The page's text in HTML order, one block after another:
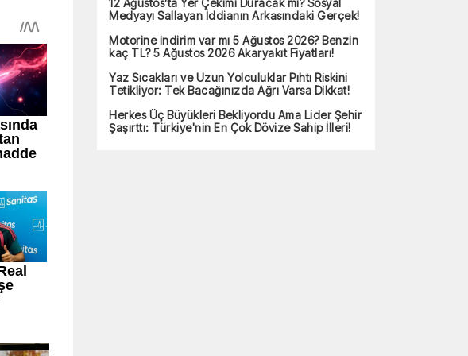
12 Ağustos’ta Yer Çekimi Duracak mı? Sosyal
Medyayı Sallayan İddianın Arkasındaki Gerçek!
Motorine indirim var mı 5 Ağustos 2026? Benzin
kaç TL? 5 Ağustos 2026 Akaryakıt Fiyatları!
Yaz Sıcakları ve Uzun Yolculuklar Pıhtı Riskini
Tetikliyor: Tek Bacağınızda Ağrı Varsa Dikkat!
Herkes Üç Büyükleri Bekliyordu Ama Lider Şehir
Şaşırttı: Türkiye'nin En Çok Dövize Sahip İlleri!